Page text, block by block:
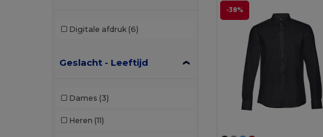
Digitale afdruk (6)
Geslacht - Leeftijd
Dames (3)
Heren (11)
-38%